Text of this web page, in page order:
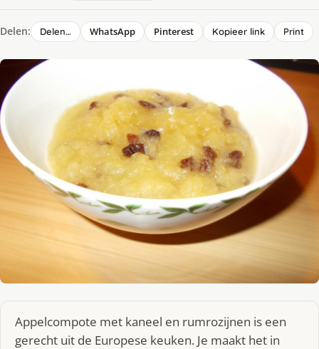
Delen: Delen… WhatsApp Pinterest Kopieer link Print
Appelcompote met kaneel en rumrozijnen is een
gerecht uit de Europese keuken. Je maakt het in